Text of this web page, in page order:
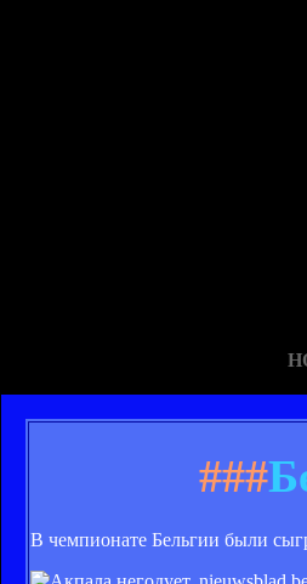
###
В чемпионате Бельгии были